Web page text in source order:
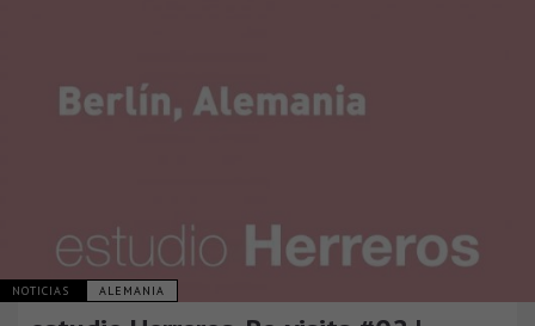
NOTICIAS ALEMANIA